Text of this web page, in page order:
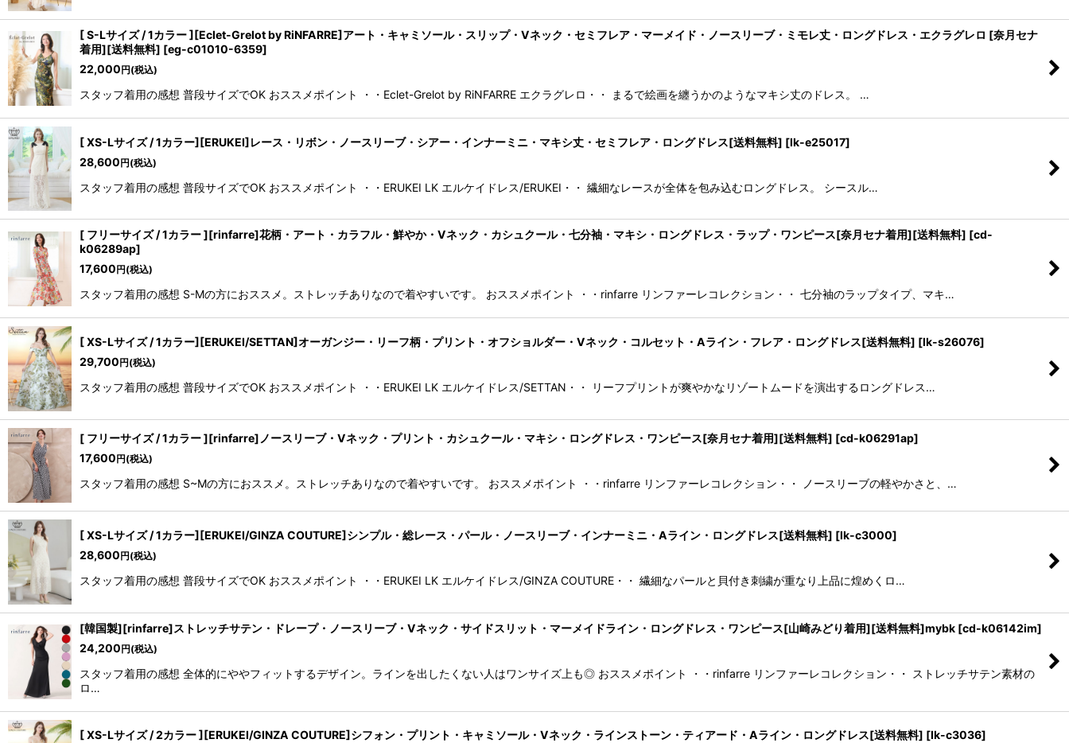
[ S-Lサイズ / 1カラー ][Eclet-Grelot by RiNFARRE]アート・キャミソール・スリップ・Vネック・セミフレア・マーメイド・ノースリーブ・ミモレ丈・ロングドレス・エクラグレロ [奈月セナ
着用][送料無料] [eg-c01010-6359]
22,000円(税込)
スタッフ着用の感想 普段サイズでOK おススメポイント ・・Eclet-Grelot by RiNFARRE エクラグレロ・・ まるで絵画を纏うかのようなマキシ丈のドレス。 …
[ XS-Lサイズ / 1カラー][ERUKEI]レース・リボン・ノースリーブ・シアー・インナーミニ・マキシ丈・セミフレア・ロングドレス[送料無料] [lk-e25017]
28,600円(税込)
スタッフ着用の感想 普段サイズでOK おススメポイント ・・ERUKEI LK エルケイドレス/ERUKEI・・ 繊細なレースが全体を包み込むロングドレス。 シースル…
[ フリーサイズ / 1カラー ][rinfarre]花柄・アート・カラフル・鮮やか・Vネック・カシュクール・七分袖・マキシ・ロングドレス・ラップ・ワンピース[奈月セナ着用][送料無料] [cd-
k06289ap]
17,600円(税込)
スタッフ着用の感想 S-Mの方におススメ。ストレッチありなので着やすいです。 おススメポイント ・・rinfarre リンファーレコレクション・・ 七分袖のラップタイプ、マキ…
[ XS-Lサイズ / 1カラー][ERUKEI/SETTAN]オーガンジー・リーフ柄・プリント・オフショルダー・Vネック・コルセット・Aライン・フレア・ロングドレス[送料無料] [lk-s26076]
29,700円(税込)
スタッフ着用の感想 普段サイズでOK おススメポイント ・・ERUKEI LK エルケイドレス/SETTAN・・ リーフプリントが爽やかなリゾートムードを演出するロングドレス…
[ フリーサイズ / 1カラー ][rinfarre]ノースリーブ・Vネック・プリント・カシュクール・マキシ・ロングドレス・ワンピース[奈月セナ着用][送料無料] [cd-k06291ap]
17,600円(税込)
スタッフ着用の感想 S~Mの方におススメ。ストレッチありなので着やすいです。 おススメポイント ・・rinfarre リンファーレコレクション・・ ノースリーブの軽やかさと、…
[ XS-Lサイズ / 1カラー][ERUKEI/GINZA COUTURE]シンプル・総レース・パール・ノースリーブ・インナーミニ・Aライン・ロングドレス[送料無料] [lk-c3000]
28,600円(税込)
スタッフ着用の感想 普段サイズでOK おススメポイント ・・ERUKEI LK エルケイドレス/GINZA COUTURE・・ 繊細なパールと貝付き刺繍が重なり上品に煌めくロ…
[韓国製][rinfarre]ストレッチサテン・ドレープ・ノースリーブ・Vネック・サイドスリット・マーメイドライン・ロングドレス・ワンピース[山崎みどり着用][送料無料]mybk [cd-k06142im]
24,200円(税込)
スタッフ着用の感想 全体的にややフィットするデザイン。ラインを出したくない人はワンサイズ上も◎ おススメポイント ・・rinfarre リンファーレコレクション・・ ストレッチサテン素材の
ロ…
[ XS-Lサイズ / 2カラー ][ERUKEI/GINZA COUTURE]シフォン・プリント・キャミソール・Vネック・ラインストーン・ティアード・Aライン・ロングドレス[送料無料] [lk-c3036]